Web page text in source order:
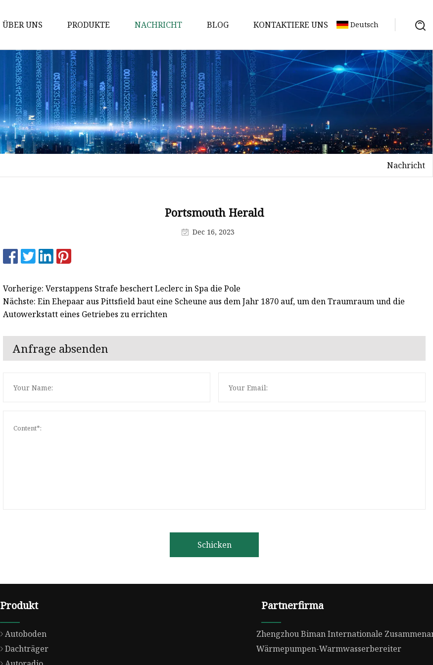
ÜBER UNS PRODUKTE
Autoboden
Dachträger
Autoradio
Modifizierter Innenraum
Autositzzubehör
Auto-Schlafsofa
NACHRICHT BLOG KONTAKTIERE UNS Deutsch
Nachricht
Portsmouth Herald
Dec 16, 2023
Vorherige: Verstappens Strafe beschert Leclerc in Spa die Pole
Nächste: Ein Ehepaar aus Pittsfield baut eine Scheune aus dem Jahr 1870 auf, um den Traumraum und die
Autowerkstatt eines Getriebes zu errichten
Anfrage absenden
Schicken
Produkt
Autoboden
Dachträger
Partnerfirma
Zhengzhou Biman Internationale
Wärmepumpen-Warmwasserbereiter